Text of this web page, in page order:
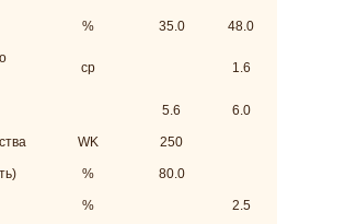
% 35.0 48.0
cp 1.6
5.6 6.0
WK 250
% 80.0
% 2.5